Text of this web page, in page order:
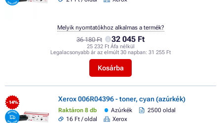
36 180 Ft 32 045 Ft
25 232 Ft Áfa nélkül
Legalacsonyabb ár az elmúlt 30 napban: 31 255 Ft
Kosárba
Melyik nyomtatókhoz alkalmas a termék?
- 14% Xerox 006R04396 - toner, cyan (azúrkék)
Raktáron 8 db Azúrkék
2500 oldal
16 Ft / oldal
Xerox